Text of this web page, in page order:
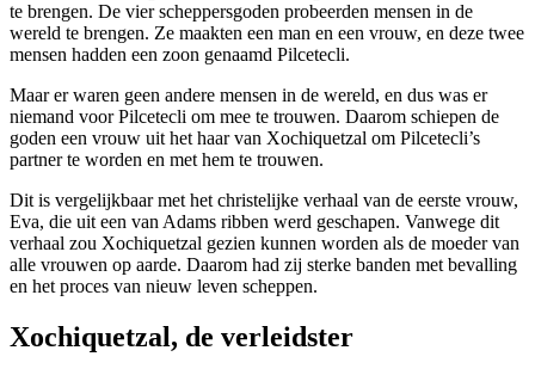
te brengen. De vier scheppersgoden probeerden mensen in de
wereld te brengen. Ze maakten een man en een vrouw, en deze twee
mensen hadden een zoon genaamd Pilcetecli.
Maar er waren geen andere mensen in de wereld, en dus was er
niemand voor Pilcetecli om mee te trouwen. Daarom schiepen de
goden een vrouw uit het haar van Xochiquetzal om Pilcetecli’s
partner te worden en met hem te trouwen.
Dit is vergelijkbaar met het christelijke verhaal van de eerste vrouw,
Eva, die uit een van Adams ribben werd geschapen. Vanwege dit
verhaal zou Xochiquetzal gezien kunnen worden als de moeder van
alle vrouwen op aarde. Daarom had zij sterke banden met bevalling
en het proces van nieuw leven scheppen.
Xochiquetzal, de verleidster